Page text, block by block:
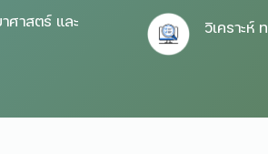
ศาสตร์ และ
วิเคราะห์